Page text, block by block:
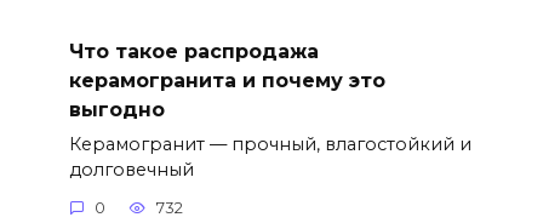
Что такое распродажа
керамогранита и почему это
выгодно
Керамогранит — прочный, влагостойкий и
долговечный
0 732